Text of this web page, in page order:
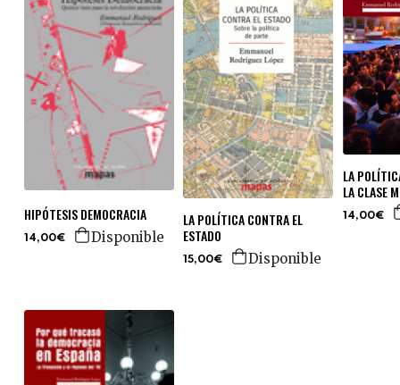
HIPÓTESIS DEMOCRACIA
14,00€ Disponible
LA POLÍTICA CONTRA EL
ESTADO
15,00€ Disponible
LA
LA CLASE
14,00€